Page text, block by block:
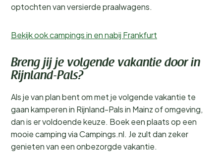
optochten van versierde praalwagens.
Bekijk ook campings in en nabij Frankfurt
Breng jij je volgende vakantie door in
Rijnland-Pals?
Als je van plan bent om met je volgende vakantie te
gaan kamperen in Rijnland-Pals in Mainz of omgeving,
dan is er voldoende keuze. Boek een plaats op een
mooie camping via Campings.nl. Je zult dan zeker
genieten van een onbezorgde vakantie.